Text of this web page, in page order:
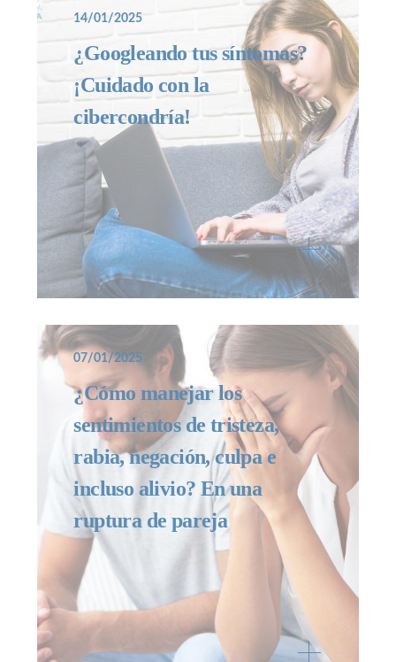
14/01/2025
¿Googleando tus síntomas?
¡Cuidado con la
cibercondría!
07/01/2025
¿Cómo manejar los
sentimientos de tristeza,
rabia, negación, culpa e
incluso alivio? En una
ruptura de pareja